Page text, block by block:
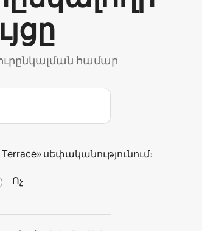
համար
սեփականությունում։
Ոչ